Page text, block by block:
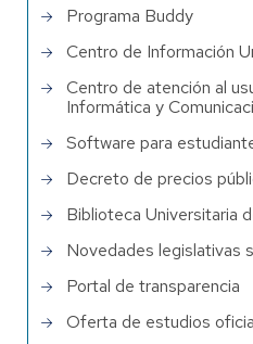
Programa Buddy
Centro de Información
Centro de atención al
Informática y
Software para
Decreto de precios
Biblioteca Universitaria
Novedades legislativas
Portal de transparencia
Oferta de estudios